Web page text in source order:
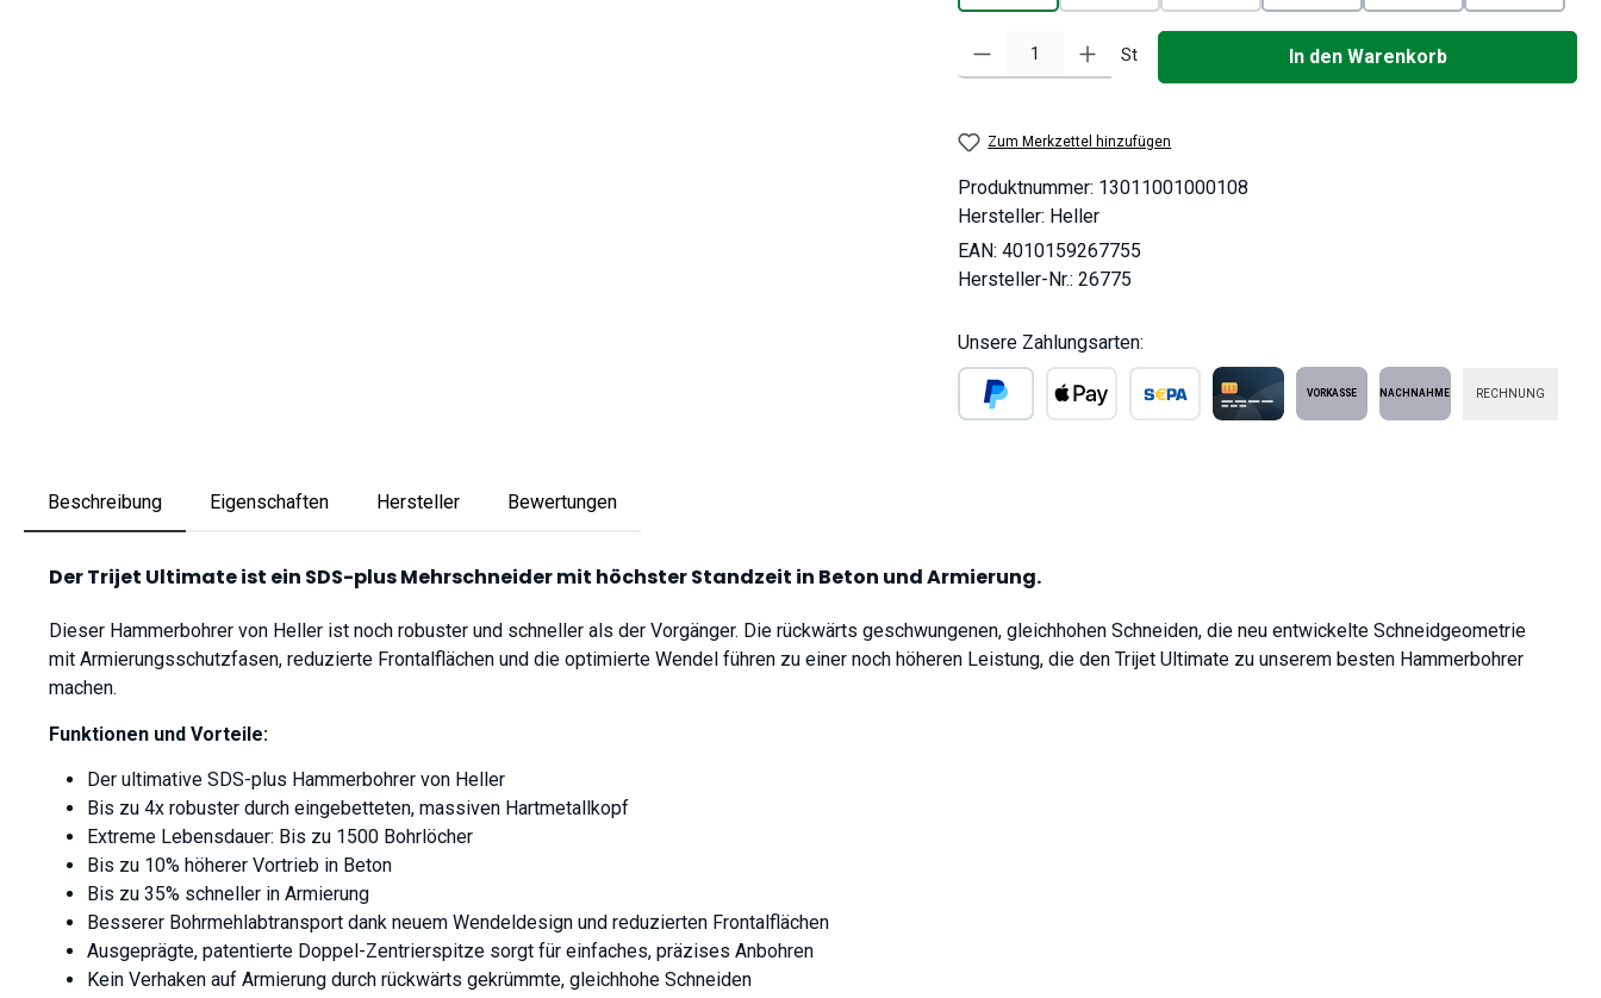
(Diese Option ist zurzeit nicht verfügbar.)
(Diese Option ist zurzeit nicht verfügbar.)
Produkt Anzahl: Gib den gewünschten Wert ein oder benutze die Schaltflächen um
St In den Warenkorb
Zum Merkzettel hinzufügen
Produktnummer: 13011001000108
Hersteller: Heller
EAN: 4010159267755
Hersteller-Nr.: 26775
Unsere Zahlungsarten:
RECHNUNG
Beschreibung Eigenschaften Hersteller Bewertungen
Der Trijet Ultimate ist ein SDS-plus Mehrschneider mit höchster Standzeit in Beton und Armierung.
Dieser Hammerbohrer von Heller ist noch robuster und schneller als der Vorgänger. Die rückwärts geschwungenen, gleichhohen Schneiden, die neu entwickelte Schneidgeometrie
mit Armierungsschutzfasen, reduzierte Frontalflächen und die optimierte Wendel führen zu einer noch höheren Leistung, die den Trijet Ultimate zu unserem besten Hammerbohrer
machen.
Funktionen und Vorteile:
Der ultimative SDS-plus Hammerbohrer von Heller
Bis zu 4x robuster durch eingebetteten, massiven Hartmetallkopf
Extreme Lebensdauer: Bis zu 1500 Bohrlöcher
Bis zu 10% höherer Vortrieb in Beton
Bis zu 35% schneller in Armierung
Besserer Bohrmehlabtransport dank neuem Wendeldesign und reduzierten Frontalflächen
Ausgeprägte, patentierte Doppel-Zentrierspitze sorgt für einfaches, präzises Anbohren
Kein Verhaken auf Armierung durch rückwärts gekrümmte, gleichhohe Schneiden